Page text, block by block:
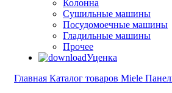
Колонна
Сушильные машины
Посудомоечные машины
Гладильные машины
Прочее
Уценка
Главная Каталог товаров Miele